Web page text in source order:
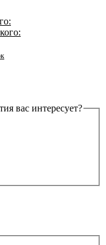
вас интересует?